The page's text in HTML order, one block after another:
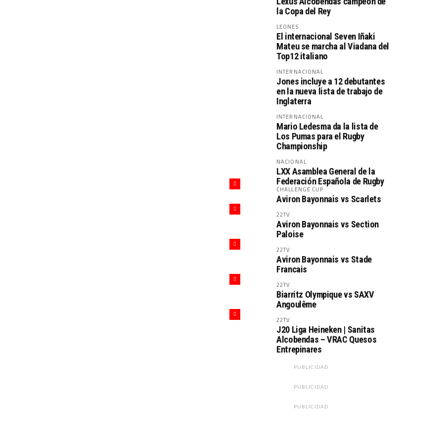
la Copa del Rey
LEONES
El internacional Seven Iñaki
Mateu se marcha al Viadana del
Top12 italiano
INTERNACIONAL
Jones incluye a 12 debutantes
en la nueva lista de trabajo de
Inglaterra
INTERNACIONAL
Mario Ledesma da la lista de
Los Pumas para el Rugby
Championship
NACIONAL
LXX Asamblea General de la
Federación Española de Rugby
CHALLENGE CUP
Aviron Bayonnais vs Scarlets
22TV
Aviron Bayonnais vs Section
Paloise
22TV
Aviron Bayonnais vs Stade
Francais
22TV
Biarritz Olympique vs SAXV
Angoulême
22TV
J20 Liga Heineken | Sanitas
Alcobendas – VRAC Quesos
Entrepinares
PUBLICIDAD
PUBLICIDAD
PUBLICIDAD